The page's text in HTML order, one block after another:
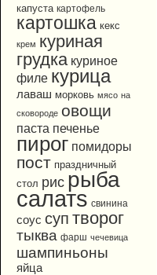
капуста картофель
картошка кекс
крем куриная
грудка куриное
филе курица
лаваш морковь мясо на
сковороде овощи
паста печенье
пирог помидоры
пост праздничный
стол рис рыба
салатs свинина
соус суп творог
тыква фарш чечевица
шампиньоны
яйца